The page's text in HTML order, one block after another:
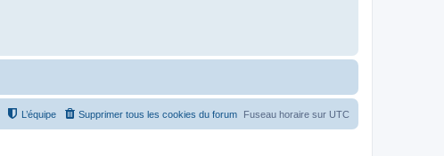
Fuseau horaire sur UTC
Supprimer tous les cookies du forum
L’équipe